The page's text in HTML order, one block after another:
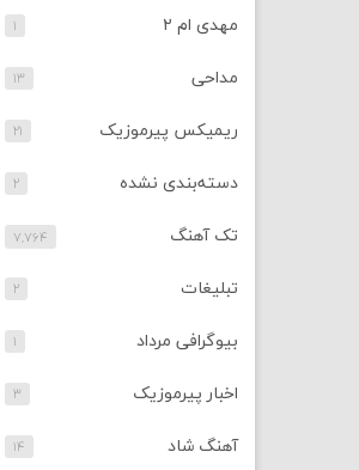
مهدی ام ۲ ۱
مداحی ۱۳
ریمیکس پیرموزیک ۲۱
دسته‌بندی نشده ۲
تک آهنگ ۷,۷۶۴
تبلیغات ۲
بیوگرافی مرداد ۱
اخبار پیرموزیک ۳
آهنگ شاد ۱۴